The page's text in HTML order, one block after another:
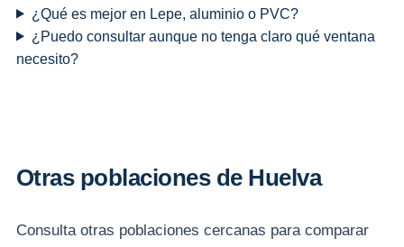
¿Qué es mejor en Lepe, aluminio o PVC?
¿Puedo consultar aunque no tenga claro qué ventana
necesito?
Otras poblaciones de Huelva
Consulta otras poblaciones cercanas para comparar